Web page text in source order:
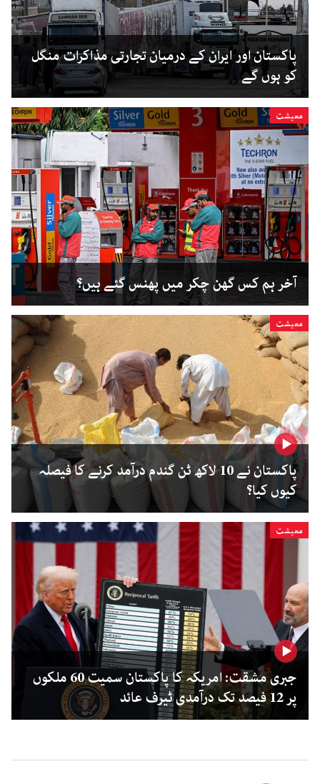
پاکستان اور ایران کے درمیان تجارتی مذاکرات منگل
کو ہوں گے
معیشت
آخر ہم کس گھن چکر میں پھنس گئے ہیں؟
معیشت
پاکستان نے 10 لاکھ ٹن گندم درآمد کرنے کا فیصلہ
کیوں کیا؟
معیشت
جبری مشقت: امریکہ کا پاکستان سمیت 60 ملکوں
پر 12 فیصد تک درآمدی ٹیرف عائد